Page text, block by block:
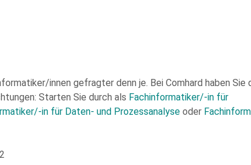
innen gefragter denn je. Bei Comhard haben Sie
Starten Sie durch als Fachinformatiker/-in für
in für Daten- und Prozessanalyse oder
und Speicherung meiner Angaben sowie Daten für den Zweck der